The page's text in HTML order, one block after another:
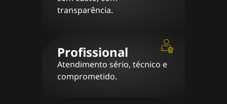
transparência.
Profissional
Atendimento sério, técnico e
comprometido.